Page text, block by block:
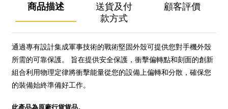
商品描述
送貨及付
款方式
顧客評價
通過專有設計集成軍事技術的戰術堅固外殼可提供您對手機外殼
所需的可靠保護。 旨在提供安全保護，衝擊偏轉點和刻面的創新
組合利用物理定律將衝擊能量從您的設備上偏轉和分散，確保您
的裝備始終準備好工作。
此產品為原廠行貨貨品。